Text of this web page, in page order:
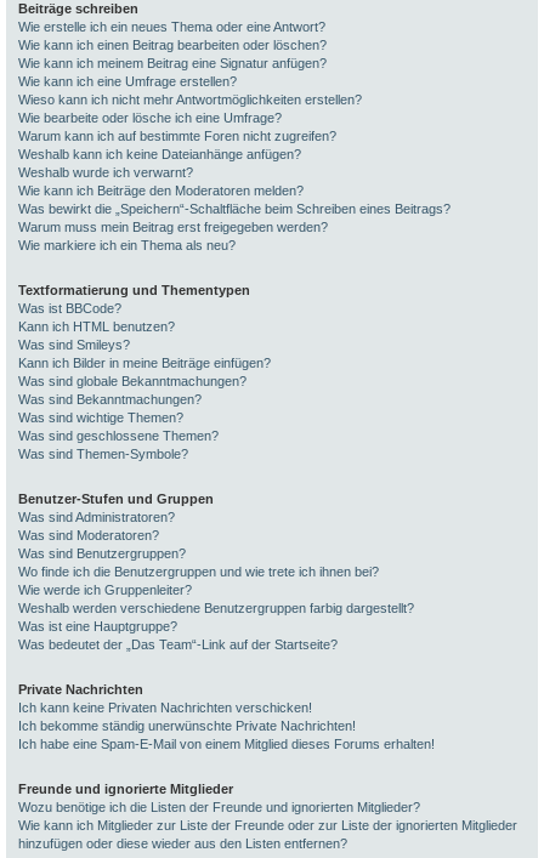
Beiträge schreiben
Wie erstelle ich ein neues Thema oder eine Antwort?
Wie kann ich einen Beitrag bearbeiten oder löschen?
Wie kann ich meinem Beitrag eine Signatur anfügen?
Wie kann ich eine Umfrage erstellen?
Wieso kann ich nicht mehr Antwortmöglichkeiten erstellen?
Wie bearbeite oder lösche ich eine Umfrage?
Warum kann ich auf bestimmte Foren nicht zugreifen?
Weshalb kann ich keine Dateianhänge anfügen?
Weshalb wurde ich verwarnt?
Wie kann ich Beiträge den Moderatoren melden?
Was bewirkt die „Speichern“-Schaltfläche beim Schreiben eines Beitrags?
Warum muss mein Beitrag erst freigegeben werden?
Wie markiere ich ein Thema als neu?
Textformatierung und Thementypen
Was ist BBCode?
Kann ich HTML benutzen?
Was sind Smileys?
Kann ich Bilder in meine Beiträge einfügen?
Was sind globale Bekanntmachungen?
Was sind Bekanntmachungen?
Was sind wichtige Themen?
Was sind geschlossene Themen?
Was sind Themen-Symbole?
Benutzer-Stufen und Gruppen
Was sind Administratoren?
Was sind Moderatoren?
Was sind Benutzergruppen?
Wo finde ich die Benutzergruppen und wie trete ich ihnen bei?
Wie werde ich Gruppenleiter?
Weshalb werden verschiedene Benutzergruppen farbig dargestellt?
Was ist eine Hauptgruppe?
Was bedeutet der „Das Team“-Link auf der Startseite?
Private Nachrichten
Ich kann keine Privaten Nachrichten verschicken!
Ich bekomme ständig unerwünschte Private Nachrichten!
Ich habe eine Spam-E-Mail von einem Mitglied dieses Forums erhalten!
Freunde und ignorierte Mitglieder
Wozu benötige ich die Listen der Freunde und ignorierten Mitglieder?
Wie kann ich Mitglieder zur Liste der Freunde oder zur Liste der ignorierten Mitglieder
hinzufügen oder diese wieder aus den Listen entfernen?